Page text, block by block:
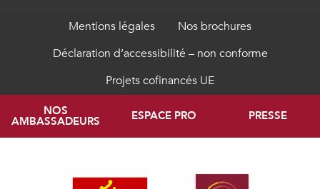
Mentions légales
Nos brochures
Déclaration d’accessibilité – non conforme
Projets cofinancés UE
NOS
AMBASSADEURS ESPACE PRO PRESSE